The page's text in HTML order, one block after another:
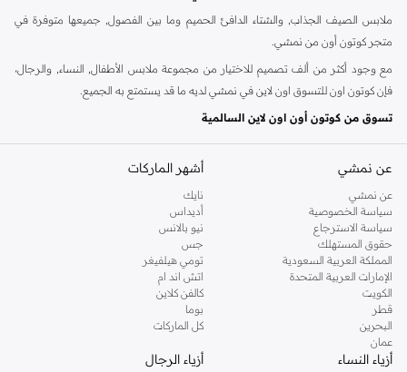
ملابس الصيف الجذاب, والشتاء الدافئ الحميم وما بين الفصول, جميعها متوفرة في
متجر كوتون أون من نمشي.
مع وجود أكثر من ألف تصميم للاختيار من مجموعة ملابس الأطفال, النساء, والرجال،
فإن كوتون اون للتسوق اون لاين في نمشي لديه ما قد يستمتع به الجميع.
تسوق من كوتون أون اون لاين السالمية
هل تبحث عن مظهر لطيف ولكن عصري؟ اطلب كوتون أون اون لاين وقم بتنسيق بنطال
الجوغرز الرياضي مع التيشيرتات التي تحمل شعار الماركات العالمية أو تيشيرتات
نيويورك ذات تصميم الرقبة الدائرية. أضف زجاجة مياه حين تختار زوجاً من النظارات
الشمسية لتتماشى مع شورت السباحة الجديد خاصتك. اشتري من كوتون أون اون لاين
لتحصل على موضة هذا الموسم من القطع التي يجب أن تقتنيها من البلوزات القصيرة و
سترة كارديغان مخصًرة أنيقة. أما بالنسبة للأطفال، استخدم فرشاة فك تشابك الشعر
من كوتون أون اون لاين قبل ارتداء طوق الشعر أو الكاب. ألعاب الارانب المحشوة
وقمصان النوم بتصميم يونيكورن هي اكسسوارات مثالية للنوم. كاجوال مريح أو كاجوال
عصري يحتوي كوتون أون اون لاين على كل ما تحتاجه لتبدو بأفضل حالاتك وتزهو
بأناقتك. إن خدمة الشحن السريع والدفع نقداًعند التسليم وسياسة التبديل الخالية من
عن نمشي
عن نمشي
سياسة الخصوصية
سياسة الاسترجاع
حقوق المستهلك
المملكة العربية السعودية
الإمارات العربية المتحدة
الكويت
قطر
البحرين
عمان
أشهر الماركات
نايك
أديداس
نيو بالانس
جس
تومي هيلفيغر
اتش اند ام
كالفن كلاين
بوما
كل الماركات
أزياء النساء أزياء الرجال